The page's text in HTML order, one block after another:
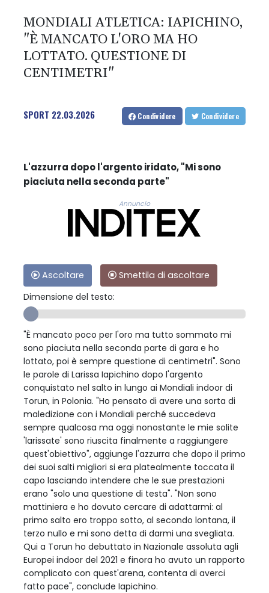
MONDIALI ATLETICA: IAPICHINO,
"È MANCATO L'ORO MA HO
LOTTATO. QUESTIONE DI
CENTIMETRI"
SPORT 22.03.2026 Condividere Condividere
L'azzurra dopo l'argento iridato, "Mi sono
piaciuta nella seconda parte"
Annuncio
Ascoltare
Smettila di ascoltare
Dimensione del testo:
"È mancato poco per l'oro ma tutto sommato mi
sono piaciuta nella seconda parte di gara e ho
lottato, poi è sempre questione di centimetri". Sono
le parole di Larissa Iapichino dopo l'argento
conquistato nel salto in lungo ai Mondiali indoor di
Torun, in Polonia. "Ho pensato di avere una sorta di
maledizione con i Mondiali perché succedeva
sempre qualcosa ma oggi nonostante le mie solite
'larissate' sono riuscita finalmente a raggiungere
quest'obiettivo", aggiunge l'azzurra che dopo il primo
dei suoi salti migliori si era platealmente toccata il
capo lasciando intendere che le sue prestazioni
erano "solo una questione di testa". "Non sono
mattiniera e ho dovuto cercare di adattarmi: al
primo salto ero troppo sotto, al secondo lontana, il
terzo nullo e mi sono detta di darmi una svegliata.
Qui a Torun ho debuttato in Nazionale assoluta agli
Europei indoor del 2021 e finora ho avuto un rapporto
complicato con quest'arena, contenta di averci
fatto pace", conclude Iapichino.